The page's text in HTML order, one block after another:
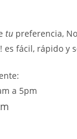
tu preferencia,
es fácil, rápido y
a 5pm